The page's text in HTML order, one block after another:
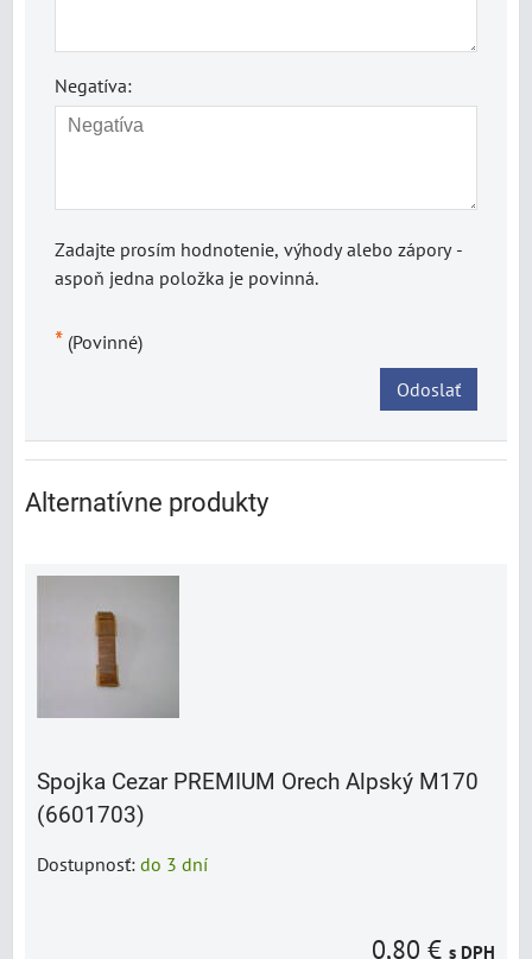
Negatíva:
Zadajte prosím hodnotenie, výhody alebo zápory -
aspoň jedna položka je povinná.
* (Povinné)
Odoslať
Alternatívne produkty
Spojka Cezar PREMIUM Orech Alpský M170
(6601703)
Dostupnosť: do 3 dní
0,80 € s DPH